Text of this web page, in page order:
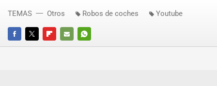
FACEBOOKTWITTERFLIPBOARD
E-
WHATSAPP
TEMAS Otros Robos de coches Youtube